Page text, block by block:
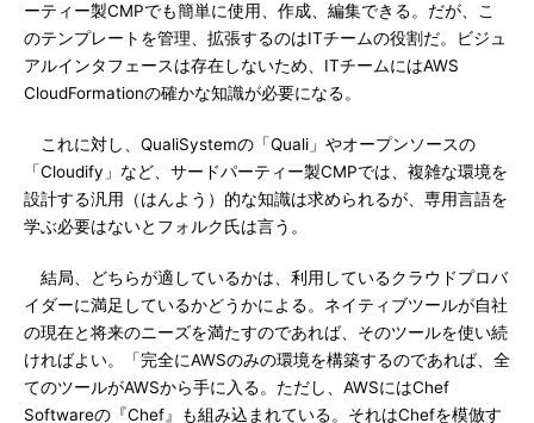
ーティー製CMPでも簡単に使用、作成、編集できる。だが、こ
のテンプレートを管理、拡張するのはITチームの役割だ。ビジュ
アルインタフェースは存在しないため、ITチームにはAWS
CloudFormationの確かな知識が必要になる。
これに対し、QualiSystemの「Quali」やオープンソースの
「Cloudify」など、サードパーティー製CMPでは、複雑な環境を
設計する汎用（はんよう）的な知識は求められるが、専用言語を
学ぶ必要はないとフォルク氏は言う。
結局、どちらが適しているかは、利用しているクラウドプロバ
イダーに満足しているかどうかによる。ネイティブツールが自社
の現在と将来のニーズを満たすのであれば、そのツールを使い続
ければよい。「完全にAWSのみの環境を構築するのであれば、全
てのツールがAWSから手に入る。ただし、AWSにはChef
Softwareの『Chef』も組み込まれている。それはChefを模倣す